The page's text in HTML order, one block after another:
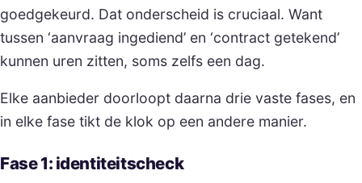
goedgekeurd. Dat onderscheid is cruciaal. Want
tussen ‘aanvraag ingediend’ en ‘contract getekend’
kunnen uren zitten, soms zelfs een dag.
Elke aanbieder doorloopt daarna drie vaste fases, en
in elke fase tikt de klok op een andere manier.
Fase 1: identiteitscheck